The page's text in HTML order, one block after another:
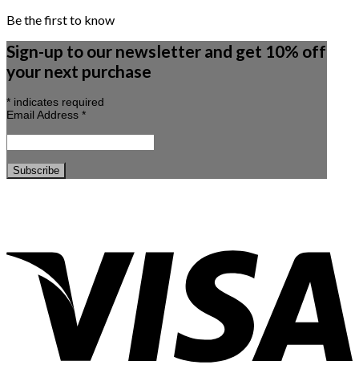
Be the first to know
Sign-up to our newsletter and get 10% off
your next purchase
* indicates required
Email Address *